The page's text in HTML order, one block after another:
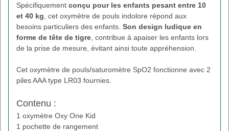
Spécifiquement conçu pour les enfants pesant entre 10
et 40 kg , cet oxymètre de pouls indolore répond aux
besoins particuliers des enfants. Son design ludique en
forme de tête de tigre , contribue à apaiser les enfants lors
de la prise de mesure, évitant ainsi toute appréhension.
Cet oxymètre de pouls/saturomètre SpO2 fonctionne avec 2
piles AAA type LR03 fournies.
Contenu :
1 oxymètre Oxy One Kid
1 pochette de rangement